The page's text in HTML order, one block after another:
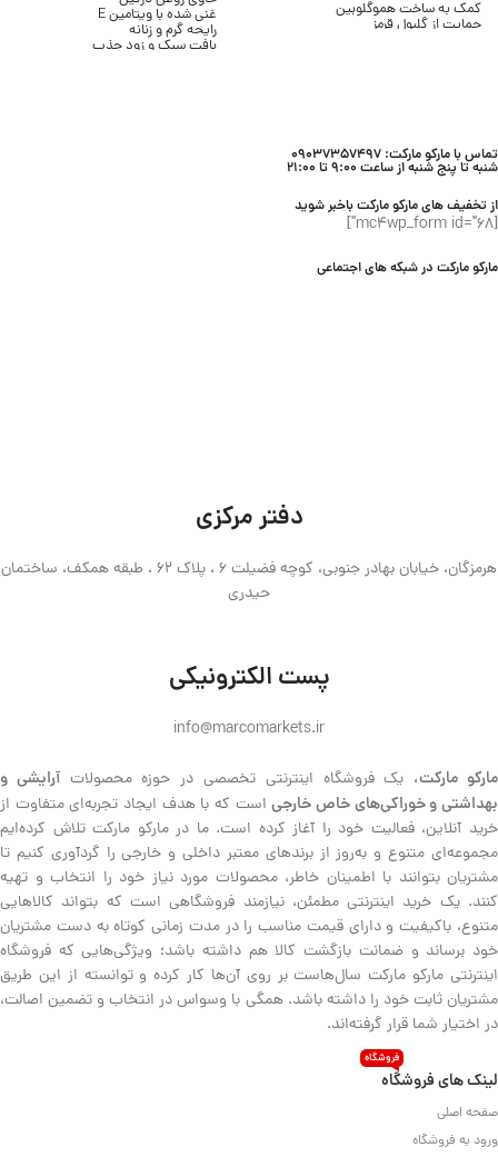
کمک به ساخت هموگلوبین
حمایت از گلبول قرمز غنی شده با ویتامین E
رایحه گرم و زنانه
بافت سبک و زود جذب
تماس با مارکو مارکت: 09037357497
شنبه تا پنج شنبه از ساعت 9:00 تا 21:00
از تخفیف های مارکو مارکت باخبر شوید
[mc4wp_form id="68"]
مارکو مارکت در شبکه های اجتماعی
دفتر مرکزی
هرمزگان، خیابان بهادر جنوبی، کوچه فضیلت 6 ، پلاک 62 ، طبقه همکف، ساختمان
حیدری
پست الکترونیکی
info@marcomarkets.ir
مارکو مارکت، یک فروشگاه اینترنتی تخصصی در حوزه محصولاتآرایشی و
بهداشتی و خوراکی‌های خاص خارجیاست که با هدف ایجاد تجربه‌ای متفاوت از
خرید آنلاین، فعالیت خود را آغاز کرده است. ما در مارکو مارکت تلاش کرده‌ایم
مجموعه‌ای متنوع و به‌روز از برندهای معتبر داخلی و خارجی را گردآوری کنیم تا
مشتریان بتوانند با اطمینان خاطر، محصولات مورد نیاز خود را انتخاب و تهیه
کنند. یک خرید اینترنتی مطمئن، نیازمند فروشگاهی است که بتواند کالاهایی
متنوع، باکیفیت و دارای قیمت مناسب را در مدت زمانی کوتاه به دست مشتریان
خود برساند و ضمانت بازگشت کالا هم داشته باشد؛ ویژگی‌هایی که فروشگاه
اینترنتی مارکو مارکت سال‌هاست بر روی آن‌ها کار کرده و توانسته از این طریق
مشتریان ثابت خود را داشته باشد. همگی با وسواس در انتخاب و تضمین اصالت،
در اختیار شما قرار گرفته‌اند.
لینک های فروشگاه
فروشگاه
صفحه اصلی
ورود به فروشگاه